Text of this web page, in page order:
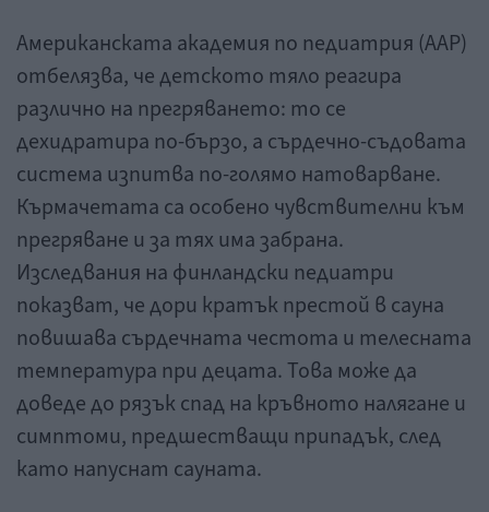
Американската академия по педиатрия (AAP)
отбелязва, че детското тяло реагира
различно на прегряването: то се
дехидратира по-бързо, а сърдечно-съдовата
система изпитва по-голямо натоварване.
Кърмачетата са особено чувствителни към
прегряване и за тях има забрана.
Изследвания на финландски педиатри
показват, че дори кратък престой в сауна
повишава сърдечната честота и телесната
температура при децата. Това може да
доведе до рязък спад на кръвното налягане и
симптоми, предшестващи припадък, след
като напуснат сауната.